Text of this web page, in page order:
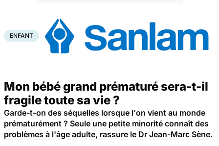
ENFANT
Mon bébé grand prématuré sera-t-il
fragile toute sa vie ?
Garde-t-on des séquelles lorsque l'on vient au monde
prématurément ? Seule une petite minorité connaît des
problèmes à l'âge adulte, rassure le Dr Jean-Marc Sène.